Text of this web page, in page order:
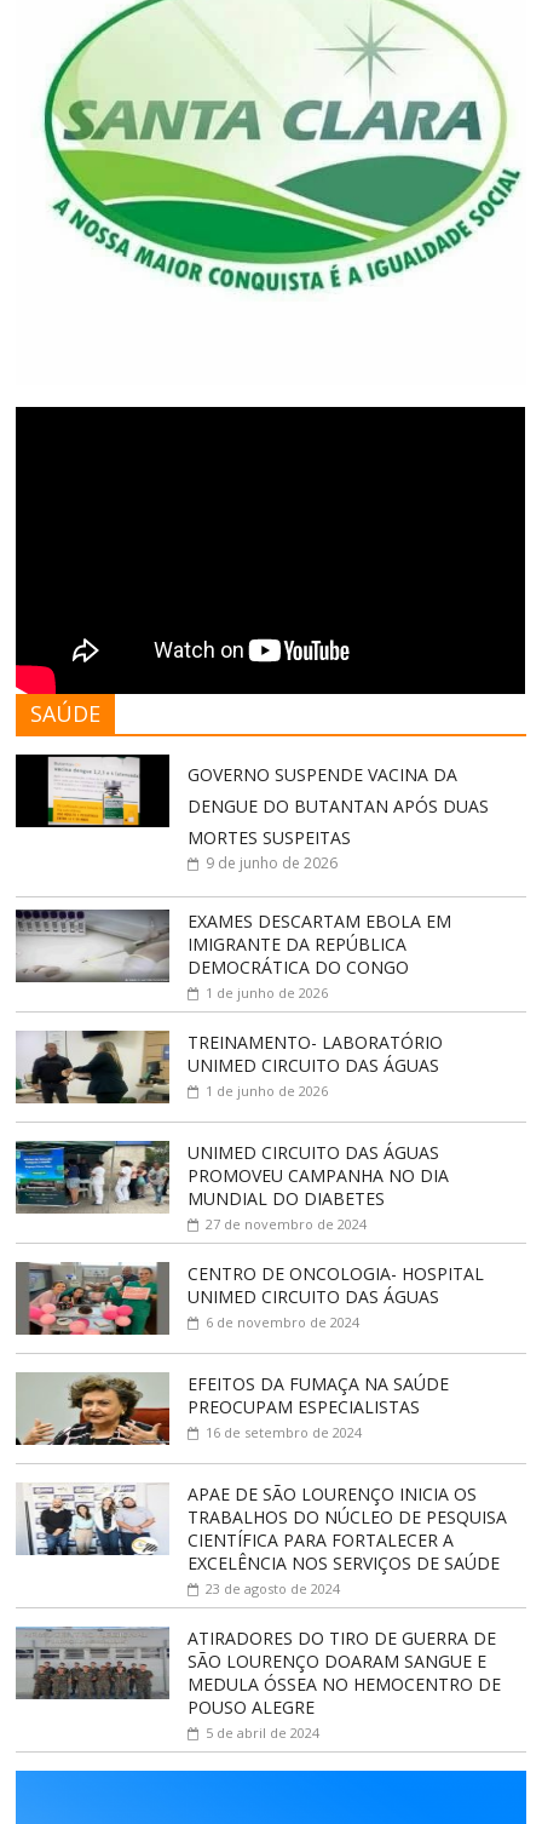
SAÚDE
GOVERNO SUSPENDE VACINA DA
DENGUE DO BUTANTAN APÓS DUAS
MORTES SUSPEITAS
9 de junho de 2026
EXAMES DESCARTAM EBOLA EM
IMIGRANTE DA REPÚBLICA
DEMOCRÁTICA DO CONGO
1 de junho de 2026
TREINAMENTO- LABORATÓRIO
UNIMED CIRCUITO DAS ÁGUAS
1 de junho de 2026
UNIMED CIRCUITO DAS ÁGUAS
PROMOVEU CAMPANHA NO DIA
MUNDIAL DO DIABETES
27 de novembro de 2024
CENTRO DE ONCOLOGIA- HOSPITAL
UNIMED CIRCUITO DAS ÁGUAS
6 de novembro de 2024
EFEITOS DA FUMAÇA NA SAÚDE
PREOCUPAM ESPECIALISTAS
16 de setembro de 2024
APAE DE SÃO LOURENÇO INICIA OS
TRABALHOS DO NÚCLEO DE PESQUISA
CIENTÍFICA PARA FORTALECER A
EXCELÊNCIA NOS SERVIÇOS DE SAÚDE
23 de agosto de 2024
ATIRADORES DO TIRO DE GUERRA DE
SÃO LOURENÇO DOARAM SANGUE E
MEDULA ÓSSEA NO HEMOCENTRO DE
POUSO ALEGRE
5 de abril de 2024